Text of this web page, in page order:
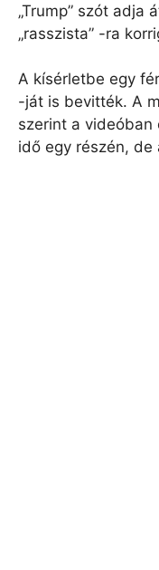
„Trump” szót adja
„rasszista” -ra
A kísérletbe egy
-ját is bevitték. A
szerint a videóban
idő egy részén, de